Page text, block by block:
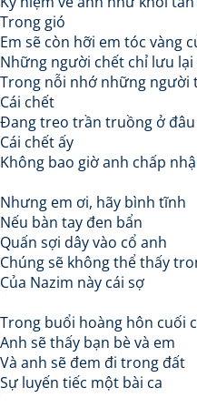
Trong gió
Em sẽ còn hỡi em tóc vàng
Những người chết chỉ lưu
Trong nỗi nhớ những người
Cái chết
Đang treo trần truồng ở
Cái chết ấy
Không bao giờ anh chấp
Nhưng em ơi, hãy bình tĩnh
Nếu bàn tay đen bẩn
Quấn sợi dây vào cổ anh
Chúng sẽ không thể thấy
Của Nazim này cái sợ
Trong buổi hoàng hôn cuối
Anh sẽ thấy bạn bè và em
Và anh sẽ đem đi trong đất
Sự luyến tiếc một bài ca